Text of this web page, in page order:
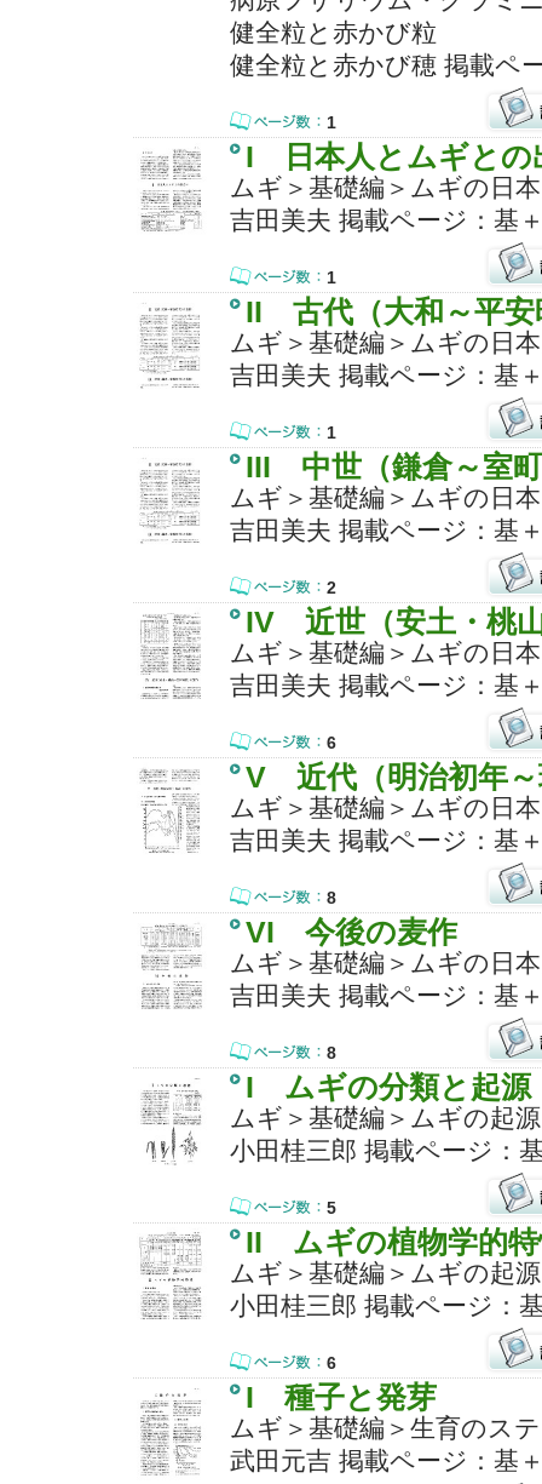
健全粒と赤かび粒
健全粒と赤かび穂 掲載ペ
1
I 日本人とムギとの
ムギ＞基礎編＞ムギの日
吉田美夫 掲載ページ：基
1
II 古代（大和～平安
ムギ＞基礎編＞ムギの日
吉田美夫 掲載ページ：基
1
III 中世（鎌倉～室
ムギ＞基礎編＞ムギの日
吉田美夫 掲載ページ：基
2
IV 近世（安土・桃
ムギ＞基礎編＞ムギの日
吉田美夫 掲載ページ：基
6
V 近代（明治初年～
ムギ＞基礎編＞ムギの日
吉田美夫 掲載ページ：基
8
VI 今後の麦作
ムギ＞基礎編＞ムギの日
吉田美夫 掲載ページ：基
8
I ムギの分類と起源
ムギ＞基礎編＞ムギの起
小田桂三郎 掲載ページ：
5
II ムギの植物学的
ムギ＞基礎編＞ムギの起
小田桂三郎 掲載ページ：
6
I 種子と発芽
ムギ＞基礎編＞生育のス
武田元吉 掲載ページ：基